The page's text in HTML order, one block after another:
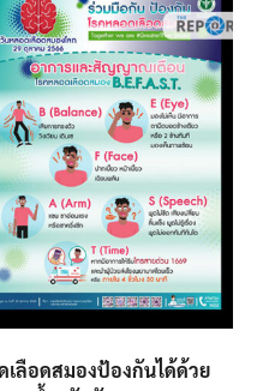
เลือดสมองป้องกันได้ด้วย